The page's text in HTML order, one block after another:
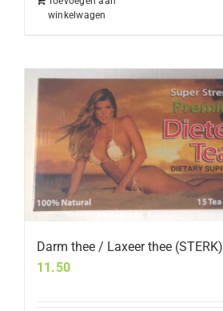
winkelwagen
Darm thee / Laxeer thee (STERK)
11.50